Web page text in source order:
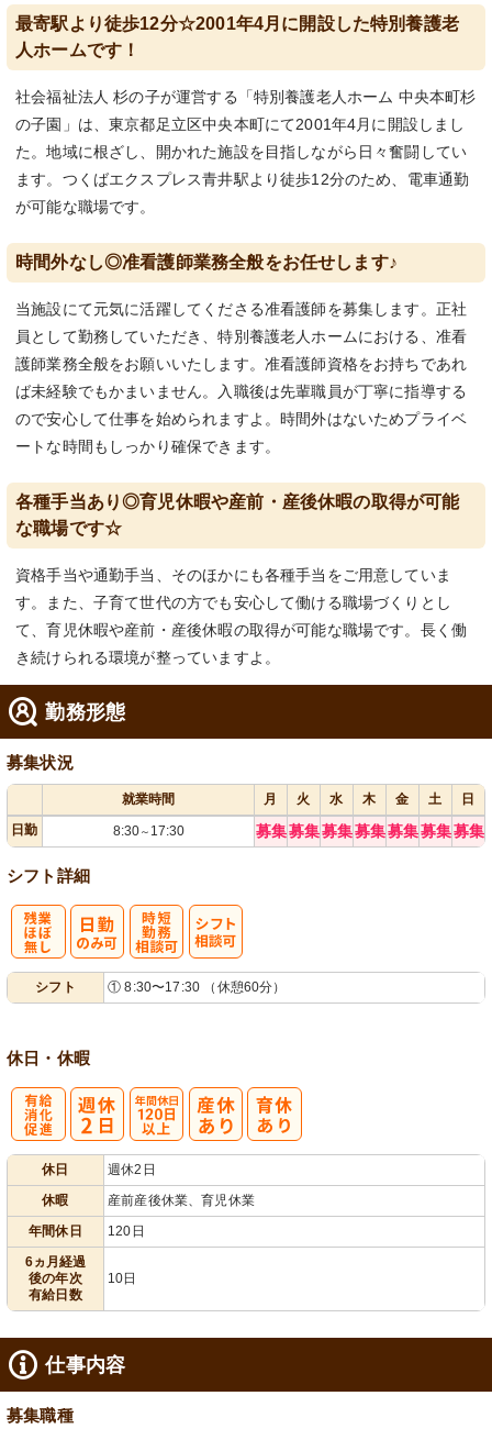
最寄駅より徒歩12分☆2001年4月に開設した特別養護老
人ホームです！
社会福祉法人 杉の子が運営する「特別養護老人ホーム 中央本町杉
の子園」は、東京都足立区中央本町にて2001年4月に開設しまし
た。地域に根ざし、開かれた施設を目指しながら日々奮闘してい
ます。つくばエクスプレス青井駅より徒歩12分のため、電車通勤
が可能な職場です。
時間外なし◎准看護師業務全般をお任せします♪
当施設にて元気に活躍してくださる准看護師を募集します。正社
員として勤務していただき、特別養護老人ホームにおける、准看
護師業務全般をお願いいたします。准看護師資格をお持ちであれ
ば未経験でもかまいません。入職後は先輩職員が丁寧に指導する
ので安心して仕事を始められますよ。時間外はないためプライベ
ートな時間もしっかり確保できます。
各種手当あり◎育児休暇や産前・産後休暇の取得が可能
な職場です☆
資格手当や通勤手当、そのほかにも各種手当をご用意していま
す。また、子育て世代の方でも安心して働ける職場づくりとし
て、育児休暇や産前・産後休暇の取得が可能な職場です。長く働
き続けられる環境が整っていますよ。
勤務形態
募集状況
就業時間 月 火 水 木 金 土
日
日勤
8:30～ 17:30 募集募集募集募集募集募集募集
シフト詳細
シフト ① 8:30〜17:30 （休憩60分）
休日・休暇
休日
週休2日
休暇
産前産後休業、育児休業
年間休日
120日
6ヵ月経過
後の年次
有給日数
10日
仕事内容
募集職種